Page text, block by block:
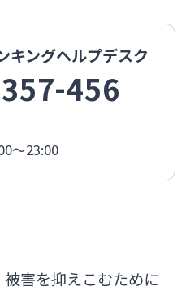
閉じる
キングヘルプデスク
456
～23:00
害を抑えこむために